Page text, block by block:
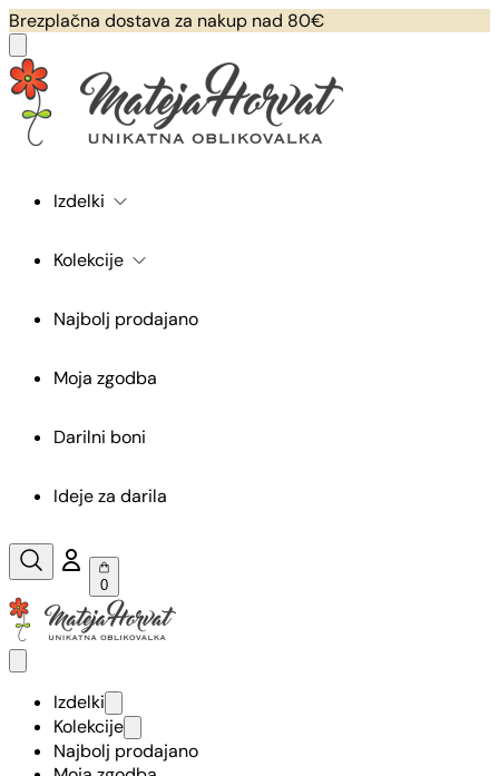
Brezplačna dostava za nakup nad 80€
Izdelki
Kolekcije
Najbolj prodajano
Moja zgodba
Darilni boni
Ideje za darila
0
Izdelki
Kolekcije
Najbolj prodajano